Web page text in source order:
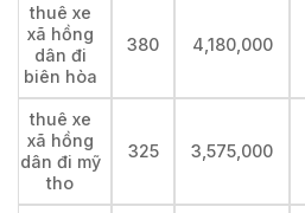
thuê xe
xã hồng
dân đi
biên hòa
380 4,180,000
thuê xe
xã hồng
dân đi mỹ
tho
325 3,575,000